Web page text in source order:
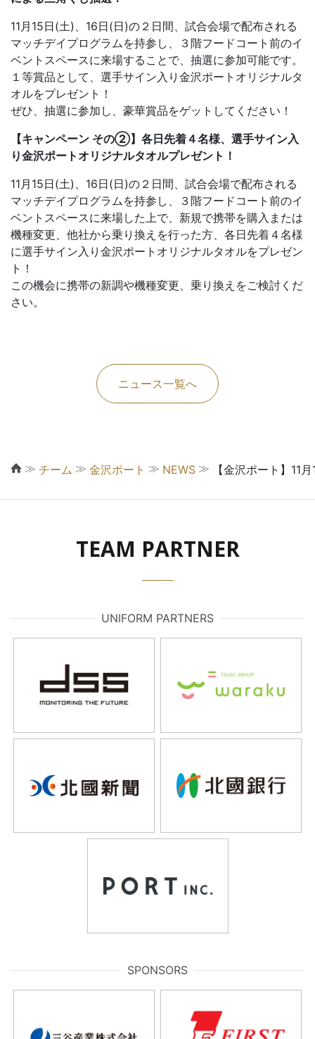
11月15日(土)、16日(日)の２日間、試合会場で配布される
マッチデイプログラムを持参し、３階フードコート前のイ
ベントスペースに来場することで、抽選に参加可能です。
１等賞品として、選手サイン入り金沢ポートオリジナルタ
オルをプレゼント！
ぜひ、抽選に参加し、豪華賞品をゲットしてください！
【キャンペーン その②】各日先着４名様、選手サイン入
り金沢ポートオリジナルタオルプレゼント！
11月15日(土)、16日(日)の２日間、試合会場で配布される
マッチデイプログラムを持参し、３階フードコート前のイ
ベントスペースに来場した上で、新規で携帯を購入または
機種変更、他社から乗り換えを行った方、各日先着４名様
に選手サイン入り金沢ポートオリジナルタオルをプレゼン
ト！
この機会に携帯の新調や機種変更、乗り換えをご検討くだ
さい。
ニュース一覧へ
≫ チーム ≫ 金沢ポート ≫ NEWS ≫ 【金沢ポート】11
TEAM PARTNER
UNIFORM PARTNERS
SPONSORS